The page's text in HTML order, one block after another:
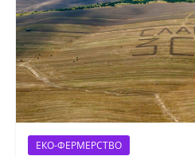
ЕКО-ФЕРМЕРСТВО